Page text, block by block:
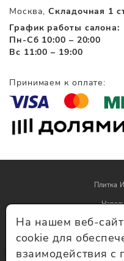
Москва,Складочная 1
График работы салона:
Пн-Сб 10:00 – 20:00
Вс 11:00 – 19:00
Принимаем к оплате:
Плитка
На нашем веб-
cookie для
взаимодействия с